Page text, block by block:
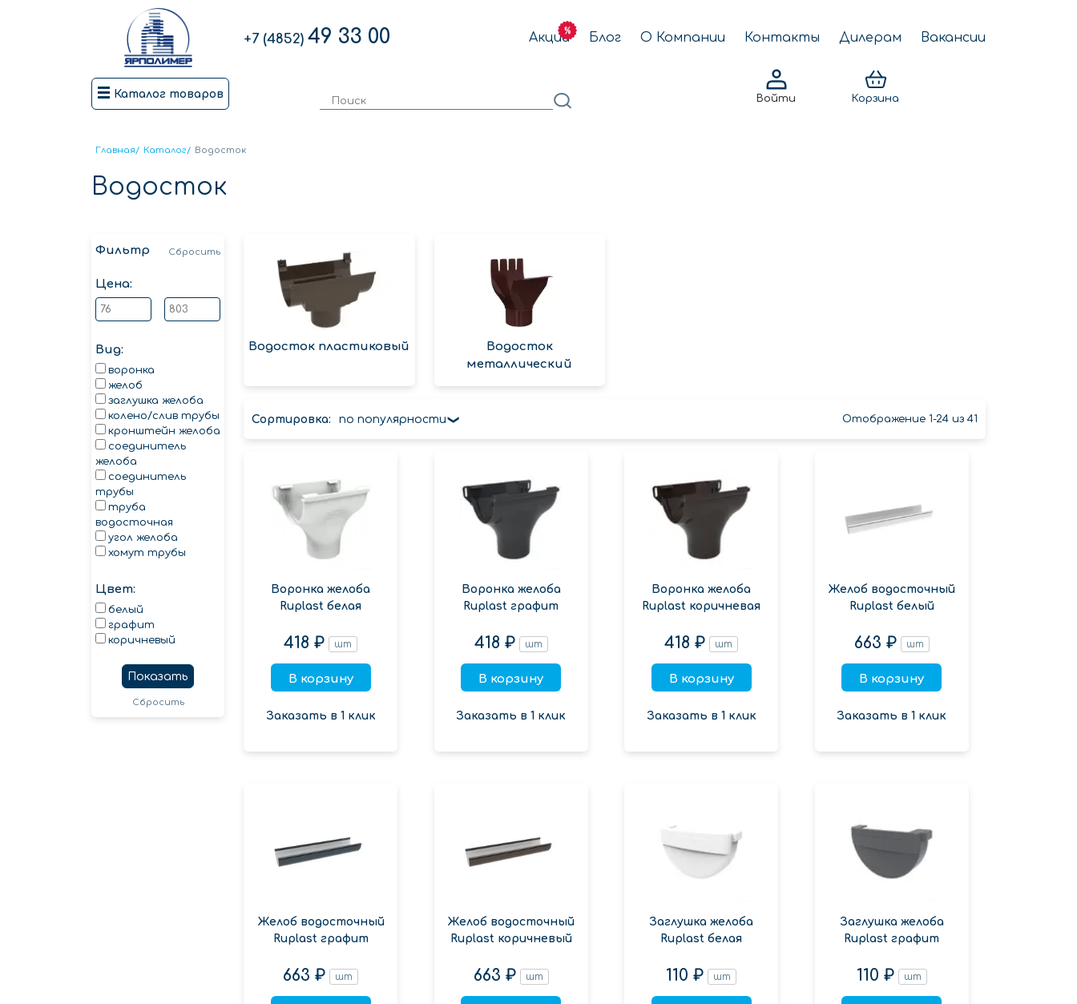
+7 (4852) 49 33 00 Акции Блог О Компании Контакты Дилерам Вакансии
Каталог товаров Войти Корзина
Главная/ Каталог/ Водосток
Водосток
Фильтр Сбросить
Цена:
Вид:
воронка
желоб
заглушка желоба
колено/слив трубы
кронштейн желоба
соединитель
желоба
соединитель
трубы
труба
водосточная
угол желоба
хомут трубы
Цвет:
белый
графит
коричневый
Показать
Сбросить
Водосток пластиковый
Водосток
металлический
Сортировка: по популярности Отображение 1-24 из 41
Воронка желоба
Ruplast белая
418 ₽ шт
В корзину
Заказать в 1 клик
Воронка желоба
Ruplast графит
418 ₽ шт
В корзину
Заказать в 1 клик
Воронка желоба
Ruplast коричневая
418 ₽ шт
В корзину
Заказать в 1 клик
Желоб водосточный
Ruplast белый
663 ₽ шт
В корзину
Заказать в 1 клик
Желоб водосточный
Ruplast графит
663 ₽ шт
Желоб водосточный
Ruplast коричневый
663 ₽ шт
Заглушка желоба
Ruplast белая
110 ₽ шт
Заглушка желоба
Ruplast графит
110 ₽ шт